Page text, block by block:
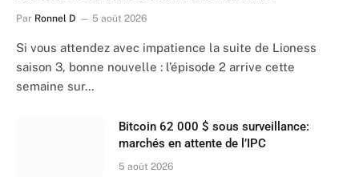
Par Ronnel D 5 août 2026
Si vous attendez avec impatience la suite de Lioness
saison 3, bonne nouvelle : l’épisode 2 arrive cette
semaine sur…
Bitcoin 62 000 $ sous surveillance:
marchés en attente de l’IPC
5 août 2026